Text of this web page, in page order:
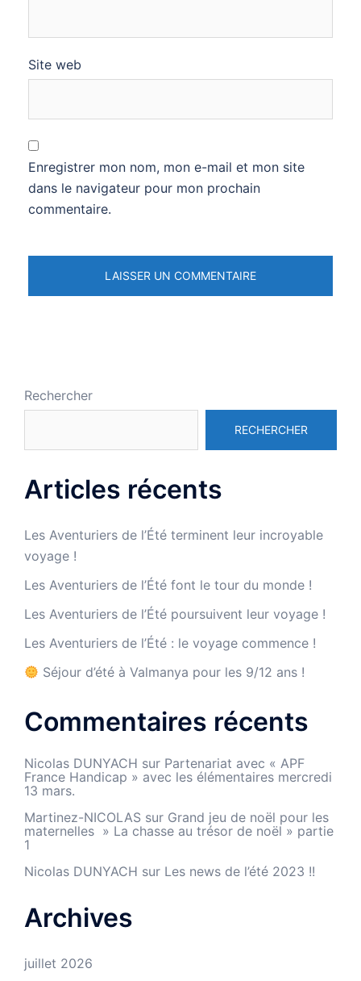
Site web
Enregistrer mon nom, mon e-mail et mon site
dans le navigateur pour mon prochain
commentaire.
Rechercher
RECHERCHER
Articles récents
Les Aventuriers de l’Été terminent leur incroyable
voyage !
Les Aventuriers de l’Été font le tour du monde !
Les Aventuriers de l’Été poursuivent leur voyage !
Les Aventuriers de l’Été : le voyage commence !
Séjour d’été à Valmanya pour les 9/12 ans !
Commentaires récents
Nicolas DUNYACH sur Partenariat avec « APF
France Handicap » avec les élémentaires mercredi
13 mars.
Martinez-NICOLAS sur Grand jeu de noël pour les
maternelles » La chasse au trésor de noël » partie
1
Nicolas DUNYACH sur Les news de l’été 2023 !!
Archives
juillet 2026